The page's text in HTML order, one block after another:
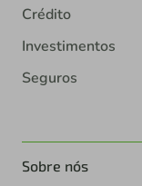
Crédito
Investimentos
Seguros
Sobre nós